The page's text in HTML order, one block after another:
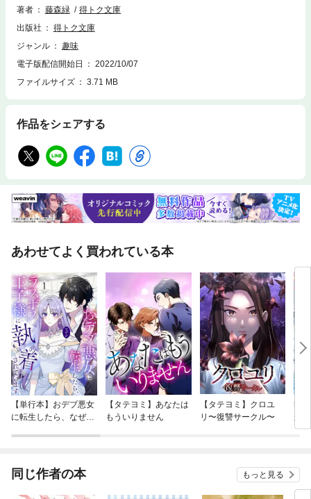
が、楽しめる内容の本となっています。 ご自分の生年だけではなく、家族
す。 この本をお読みになり、ご自分や気になる人の性質や運勢に思いを馳
せると共に、自分が進むべき方向を考えたり、開運方法を積極的に取り入
著者 藤森緑
得トク文庫
出版社
得トク文庫
ジャンル
趣味
電子版配信開始日
2022/10/07
ファイルサイズ
3.71 MB
作品をシェアする
あわせてよく買われている本
【単行本】おデブ悪女
に転生したら、なぜか
【タテヨミ】あなたは
もういりません
【タテヨミ】クロユ
リ〜復讐サークル〜
病
が
ぎ
同じ作者の本 もっと見る